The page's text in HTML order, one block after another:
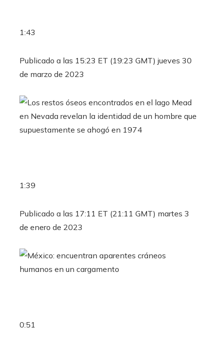
1:43
Publicado a las 15:23 ET (19:23 GMT) jueves 30
de marzo de 2023
1:39
Publicado a las 17:11 ET (21:11 GMT) martes 3
de enero de 2023
0:51